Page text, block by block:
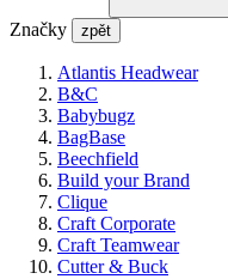
Značky zpět
Atlantis Headwear
B&C
Babybugz
BagBase
Beechfield
Build your Brand
Clique
Craft Corporate
Craft Teamwear
Cutter & Buck